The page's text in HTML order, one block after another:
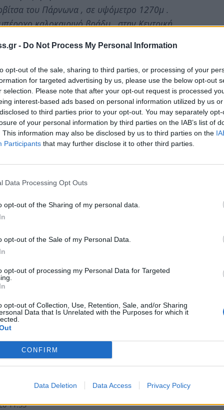
- Do Not Process My Personal Information
opt-out of the sale, sharing to third parties, or processing of your
for targeted advertising by us, please use the below opt-out
selection. Please note that after your opt-out request is processed
interest-based ads based on personal information utilized by us
to third parties prior to your opt-out. You may separately
of your personal information by third parties on the IAB’s list of
This information may also be disclosed by us to third parties on the
Participants that may further disclose it to other third parties.
Data Processing Opt Outs
opt-out of the Sharing of my personal data.
opt-out of the Sale of my Personal Data.
opt-out of processing my Personal Data for Targeted
opt-out of Collection, Use, Retention, Sale, and/or Sharing
Data that Is Unrelated with the Purposes for which it
CONFIRM
Data Deletion Data Access Privacy Policy
του Πάρνωνα , σε υψόμετρο 1270μ .
καλοκαιρινό βράδυ , στην Κεντρική
μεταξύ γης και ανθρώπου.
καλλιέργειας φρέσκων ευεργετικών
αρώνια (chokeberry) και goji berry.
/ 6976006550
Κυριακή βράδυ στο
Enoteca με
Θεοφάνους
11:53
στον κόσμο μας, στο